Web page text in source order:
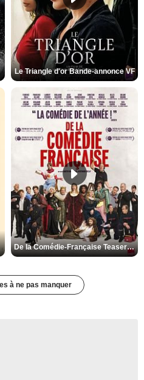
Le Triangle d'or Bande-annonce VF
De la Comédie-Française Teaser VF
à ne pas manquer